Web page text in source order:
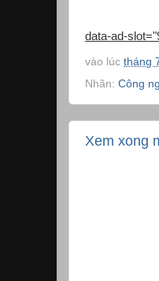
data-ad-
vào lúc tháng
Nhãn: Công
Xem xong